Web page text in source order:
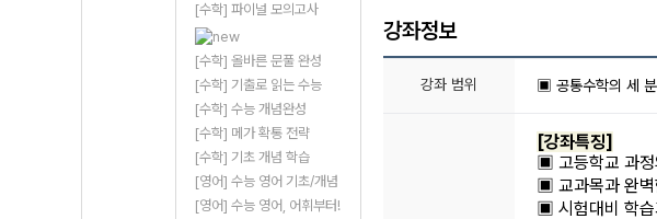
[수학] 파이널 모의고사
[수학] 올바른 문풀 완성
[수학] 기출로 읽는 수능
[수학] 수능 개념완성
[수학] 메가 확통 전략
[수학] 기초 개념 학습
[영어] 수능 영어 기초/개념
[영어] 수능 영어, 어휘부터!
강좌정보
강좌 범위 ▣ 공통수학의 세
[강좌특징]
▣ 고등학교 과정
▣ 교과목과 완벽
▣ 시험대비 학습